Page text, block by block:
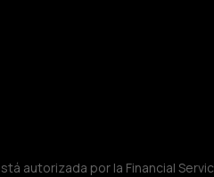
autorizada por la Financial